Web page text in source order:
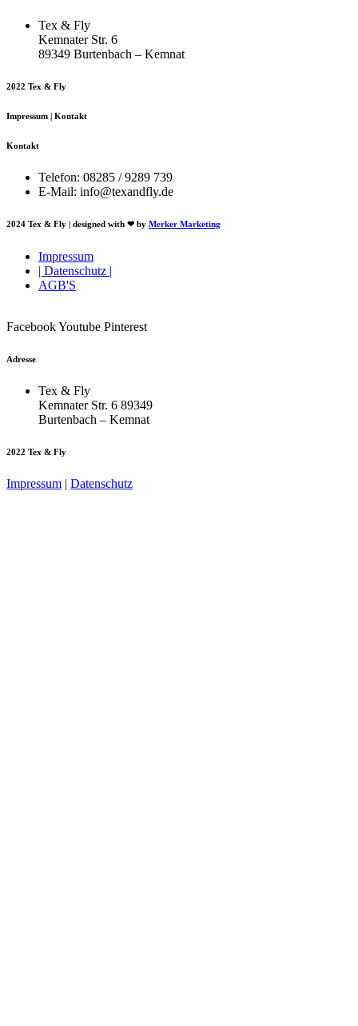
Tex & Fly
Kemnater Str. 6
89349 Burtenbach – Kemnat
2022 Tex & Fly
Impressum | Kontakt
Kontakt
Telefon: 08285 / 9289 739
E-Mail: info@texandfly.de
2024 Tex & Fly | designed with ❤ by Merker Marketing
Impressum
| Datenschutz |
AGB'S
FacebookYoutube Pinterest
Adresse
Tex & Fly
Kemnater Str. 6 89349
Burtenbach – Kemnat
2022 Tex & Fly
Impressum | Datenschutz